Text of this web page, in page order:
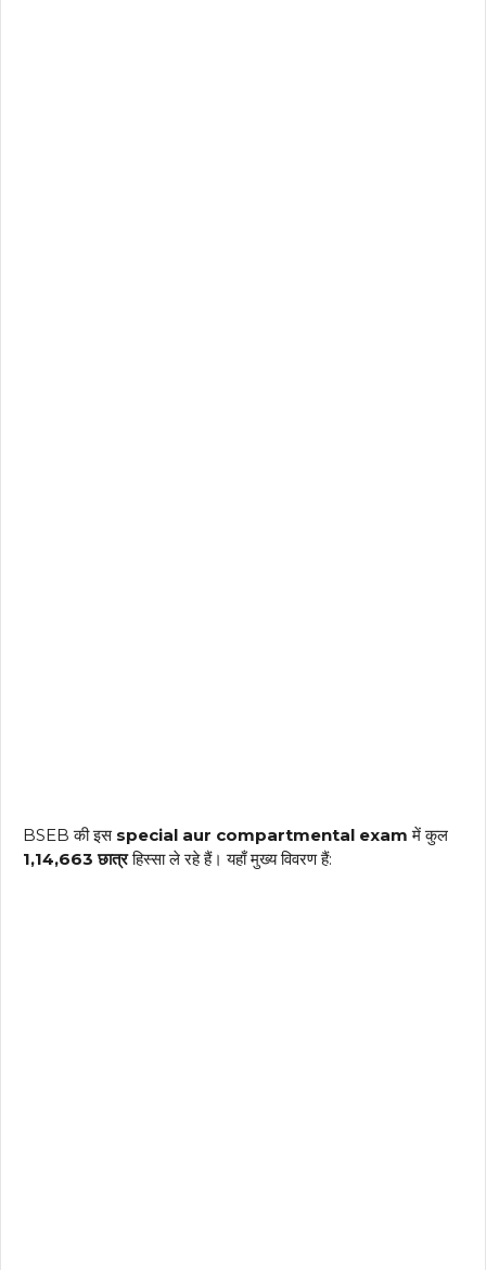
BSEB की इस special aur compartmental exam में कुल
1,14,663 छात्रहिस्सा ले रहे हैं। यहाँ मुख्य विवरण हैं: